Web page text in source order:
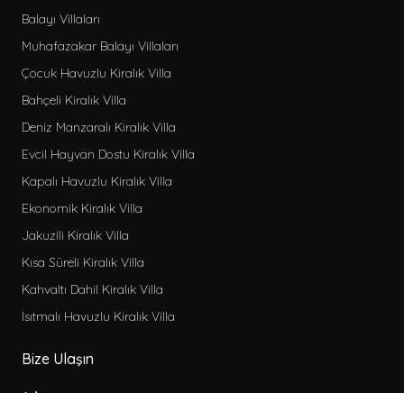
Balayı Villaları
Muhafazakar Balayı Villaları
Çocuk Havuzlu Kiralık Villa
Bahçeli Kiralık Villa
Deniz Manzaralı Kiralık Villa
Evcil Hayvan Dostu Kiralık Villa
Kapalı Havuzlu Kiralık Villa
Ekonomik Kiralık Villa
Jakuzili Kiralık Villa
Kısa Süreli Kiralık Villa
Kahvaltı Dahil Kiralık Villa
Isıtmalı Havuzlu Kiralık Villa
Bize Ulaşın